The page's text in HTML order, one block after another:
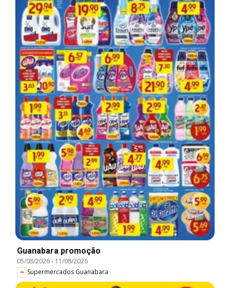
Guanabara promoção
05/08/2026- 11/08/2026
Supermercados Guanabara